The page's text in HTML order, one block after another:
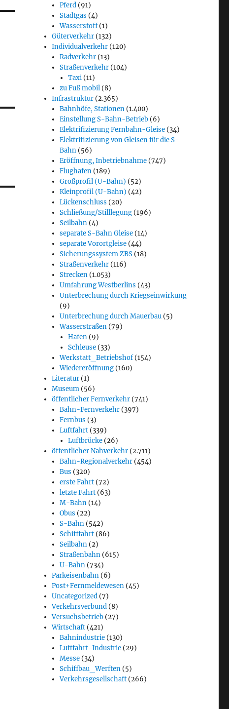
Pferd (91)
Stadtgas (4)
Wasserstoff(1)
Güterverkehr (132)
Individualverkehr (120)
Radverkehr (13)
Straßenverkehr (104)
Taxi(11)
zu Fuß mobil (8)
Infrastruktur (2.365)
Bahnhöfe, Stationen (1.400)
Einstellung S-Bahn-Betrieb (6)
Elektrifizierung Fernbahn-Gleise (34)
Elektrifizierung von Gleisen für die S-
Bahn (56)
Eröffnung, Inbetriebnahme (747)
Flughafen (189)
Großprofil (U-Bahn) (52)
Kleinprofil (U-Bahn) (42)
Lückenschluss (20)
Schließung/Stilllegung (196)
Seilbahn (4)
separate S-Bahn Gleise (14)
separate Vorortgleise (44)
Sicherungssystem ZBS (18)
Straßenverkehr (116)
Strecken (1.053)
Umfahrung Westberlins (43)
Unterbrechung durch Kriegseinwirkung
(9)
Unterbrechung durch Mauerbau (5)
Wasserstraßen (79)
Hafen(9)
Schleuse(33)
Werkstatt_Betriebshof(154)
Wiedereröffnung (160)
Literatur (1)
Museum (56)
öffentlicher Fernverkehr (741)
Bahn-Fernverkehr (397)
Fernbus (3)
Luftfahrt (339)
Luftbrücke(26)
öffentlicher Nahverkehr (2.711)
Bahn-Regionalverkehr (454)
Bus (320)
erste Fahrt (72)
letzte Fahrt (63)
M-Bahn (14)
Obus (22)
S-Bahn (542)
Schifffahrt (86)
Seilbahn (2)
Straßenbahn (615)
U-Bahn (734)
Parkeisenbahn (6)
Post+Fernmeldewesen (45)
Uncategorized (7)
Verkehrsverbund (8)
Versuchsbetrieb (27)
Wirtschaft (421)
Bahnindustrie (130)
Luftfahrt-Industrie (29)
Messe (34)
Schiffbau_Werften (5)
Verkehrsgesellschaft (266)